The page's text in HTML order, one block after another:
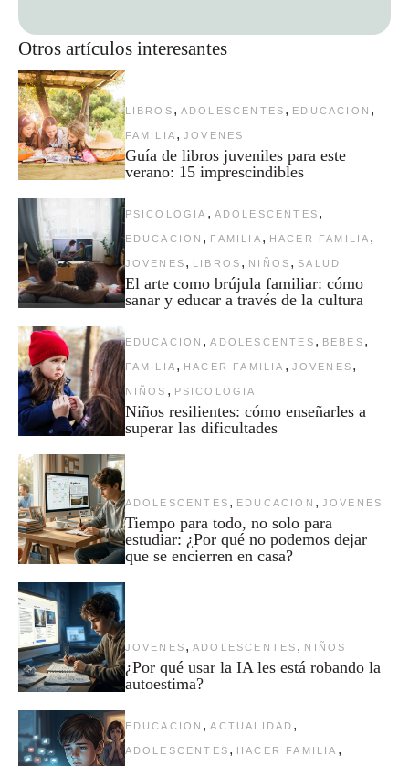
Otros artículos interesantes
LIBROS , ADOLESCENTES , EDUCACION ,
FAMILIA , JOVENES
Guía de libros juveniles para este
verano: 15 imprescindibles
PSICOLOGIA , ADOLESCENTES ,
EDUCACION , FAMILIA , HACER FAMILIA ,
JOVENES , LIBROS , NIÑOS , SALUD
El arte como brújula familiar: cómo
sanar y educar a través de la cultura
EDUCACION , ADOLESCENTES , BEBES ,
FAMILIA , HACER FAMILIA , JOVENES ,
NIÑOS , PSICOLOGIA
Niños resilientes: cómo enseñarles a
superar las dificultades
ADOLESCENTES , EDUCACION , JOVENES
Tiempo para todo, no solo para
estudiar: ¿Por qué no podemos dejar
que se encierren en casa?
JOVENES , ADOLESCENTES , NIÑOS
¿Por qué usar la IA les está robando la
autoestima?
EDUCACION , ACTUALIDAD ,
ADOLESCENTES , HACER FAMILIA ,